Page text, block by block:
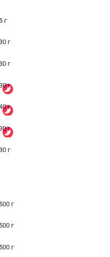
5 г
г
г
г
г
г
г
500 г
500 г
500 г